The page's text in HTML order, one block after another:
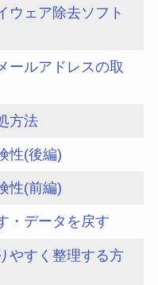
ウェア除去ソフト
ールアドレスの取
方法
性(後編)
性(前編)
・データを戻す
やすく整理する方